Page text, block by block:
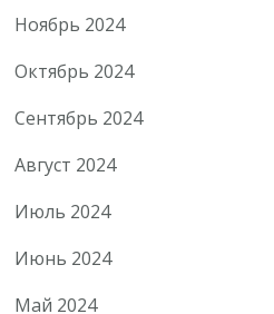
Ноябрь 2024
Октябрь 2024
Сентябрь 2024
Август 2024
Июль 2024
Июнь 2024
Май 2024